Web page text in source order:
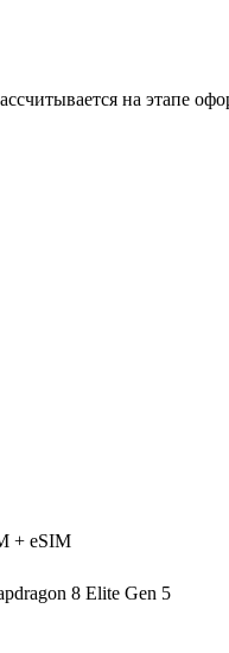
на этапе
+ eSIM
8 Elite Gen 5